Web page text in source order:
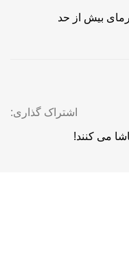
بیش از حد
اشتراک گذاری:
می کنند!